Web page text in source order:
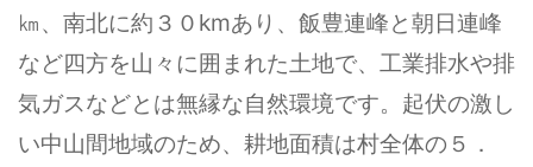
㎞、南北に約３０kmあり、飯豊連峰と朝日連峰
など四方を山々に囲まれた土地で、工業排水や排
気ガスなどとは無縁な自然環境です。起伏の激し
い中山間地域のため、耕地面積は村全体の５．